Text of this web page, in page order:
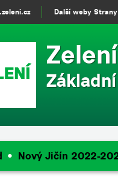
Zelení
Nový Jičín 2022-
Další weby